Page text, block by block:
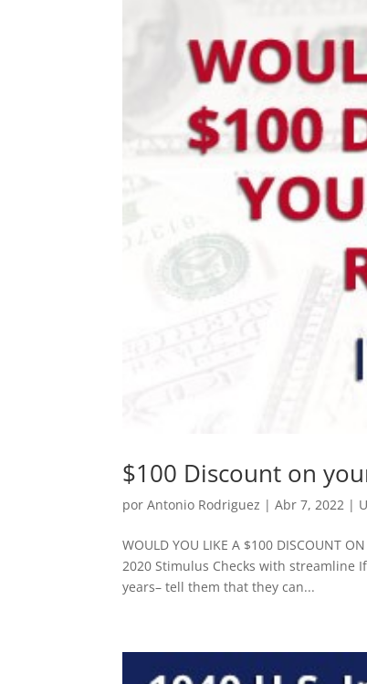
$100 Discount on
porAntonio Rodriguez |Abr 7, 2022 |
WOULD YOU LIKE A $100 DISCOUNT
2020 Stimulus Checks with streamline
years– tell them that they can...